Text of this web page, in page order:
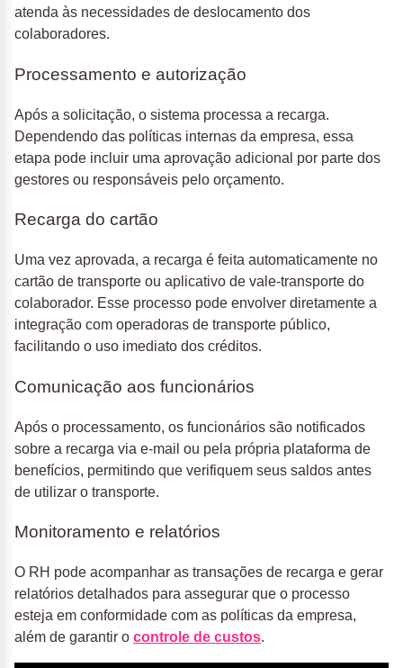
atenda às necessidades de deslocamento dos
colaboradores.
Processamento e autorização
Após a solicitação, o sistema processa a recarga.
Dependendo das políticas internas da empresa, essa
etapa pode incluir uma aprovação adicional por parte dos
gestores ou responsáveis pelo orçamento.
Recarga do cartão
Uma vez aprovada, a recarga é feita automaticamente no
cartão de transporte ou aplicativo de vale-transporte do
colaborador. Esse processo pode envolver diretamente a
integração com operadoras de transporte público,
facilitando o uso imediato dos créditos.
Comunicação aos funcionários
Após o processamento, os funcionários são notificados
sobre a recarga via e-mail ou pela própria plataforma de
benefícios, permitindo que verifiquem seus saldos antes
de utilizar o transporte.
Monitoramento e relatórios
O RH pode acompanhar as transações de recarga e gerar
relatórios detalhados para assegurar que o processo
esteja em conformidade com as políticas da empresa,
além de garantir o controle de custos.